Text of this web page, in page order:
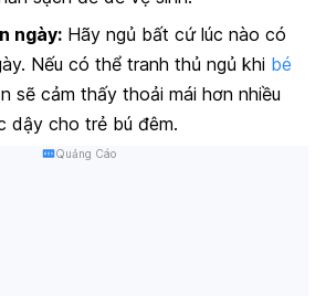
ngày: Hãy ngủ bất cứ lúc nào có
Nếu có thể tranh thủ ngủ khi bé
sẽ cảm thấy thoải mái hơn nhiều
dậy cho trẻ bú đêm.
Quảng Cáo